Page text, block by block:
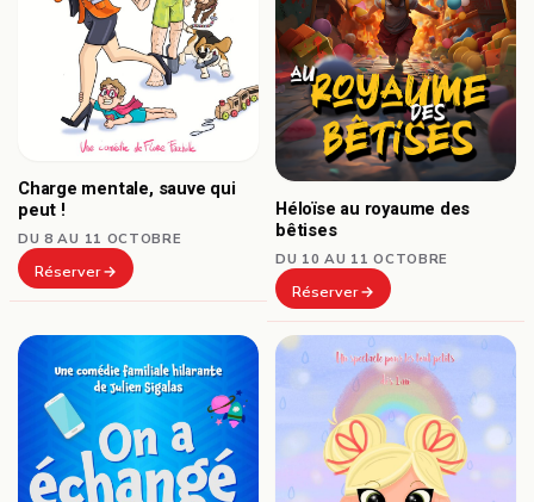
Charge mentale, sauve qui
peut !
DU 8 AU 11 OCTOBRE
Réserver
Héloïse au royaume des
bêtises
DU 10 AU 11 OCTOBRE
Réserver